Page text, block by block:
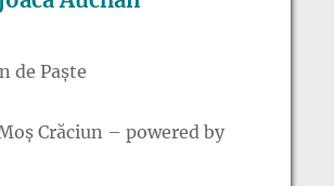
de Paște
Crăciun – powered by